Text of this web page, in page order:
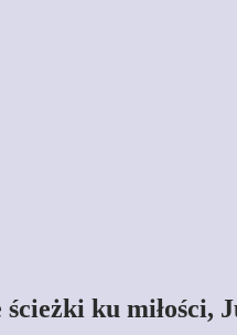
ku miłości,